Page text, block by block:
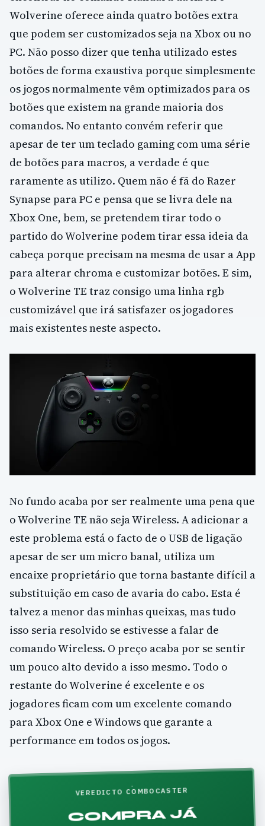
Wolverine oferece ainda quatro botões extra
que podem ser customizados seja na Xbox ou no
PC. Não posso dizer que tenha utilizado estes
botões de forma exaustiva porque simplesmente
os jogos normalmente vêm optimizados para os
botões que existem na grande maioria dos
comandos. No entanto convém referir que
apesar de ter um teclado gaming com uma série
de botões para macros, a verdade é que
raramente as utilizo. Quem não é fã do Razer
Synapse para PC e pensa que se livra dele na
Xbox One, bem, se pretendem tirar todo o
partido do Wolverine podem tirar essa ideia da
cabeça porque precisam na mesma de usar a App
para alterar chroma e customizar botões. E sim,
o Wolverine TE traz consigo uma linha rgb
customizável que irá satisfazer os jogadores
mais existentes neste aspecto.
No fundo acaba por ser realmente uma pena que
o Wolverine TE não seja Wireless. A adicionar a
este problema está o facto de o USB de ligação
apesar de ser um micro banal, utiliza um
encaixe proprietário que torna bastante difícil a
substituição em caso de avaria do cabo. Esta é
talvez a menor das minhas queixas, mas tudo
isso seria resolvido se estivesse a falar de
comando Wireless. O preço acaba por se sentir
um pouco alto devido a isso mesmo. Todo o
restante do Wolverine é excelente e os
jogadores ficam com um excelente comando
para Xbox One e Windows que garante a
performance em todos os jogos.
VEREDICTO COMBOCASTER
COMPRA JÁ